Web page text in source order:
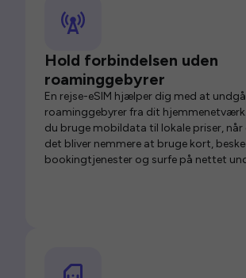
Hold forbindelsen uden
roaminggebyrer
En rejse-eSIM hjælper dig med at
roaminggebyrer fra dit
du bruge mobildata til lokale priser, når
det bliver nemmere at bruge kort,
bookingtjenester og surfe på nettet